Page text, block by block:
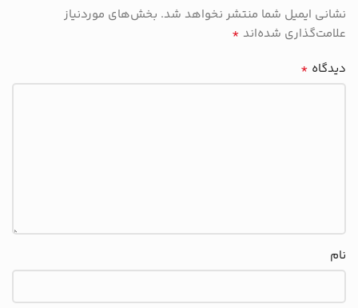
نشانی ایمیل شما منتشر نخواهد شد. بخش‌های موردنیاز
علامت‌گذاری شده‌اند *
دیدگاه *
نام